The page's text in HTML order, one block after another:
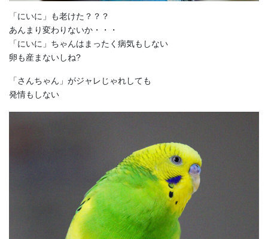
「にいに」も老けた？？？
あんまり変わりないか・・・
「にいに」ちゃんはまったく病気もしない
卵も産まないしね?
「さんちゃん」がジャレじゃれしても
発情もしない